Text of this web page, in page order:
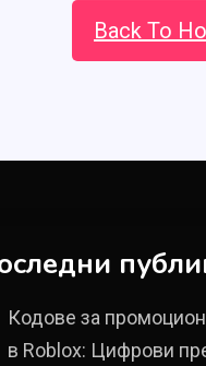
Back To
Кодове за
в Roblox: Цифрови